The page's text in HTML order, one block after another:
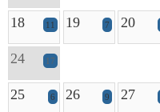
18 11 19 7 20
24 17
25 6 26 9 27